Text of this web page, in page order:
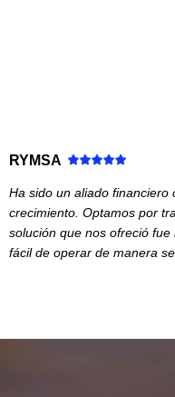
RYMSA
Ha sido un aliado
crecimiento. Optamos por
solución que nos ofreció
fácil de operar de manera